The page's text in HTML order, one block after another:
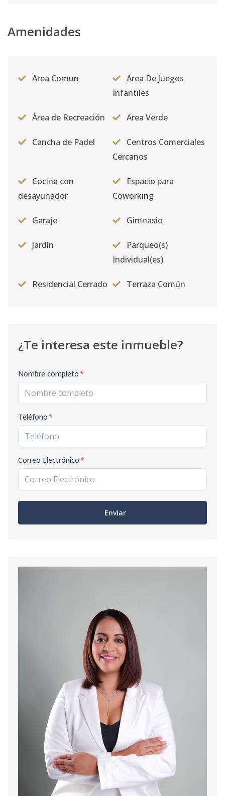
Amenidades
Area Comun
Area De Juegos
Infantiles
Área de Recreación Area Verde
Cancha de Padel
Centros Comerciales
Cercanos
Cocina con
desayunador
Espacio para
Coworking
Garaje Gimnasio
Jardín
Parqueo(s)
Individual(es)
Residencial Cerrado Terraza Común
¿Te interesa este inmueble?
Nombre completo*
Teléfono*
Correo Electrónico*
Enviar